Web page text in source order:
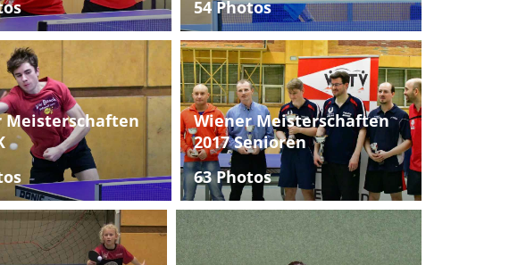
54 Photos
Meisterschaften
Wiener Meisterschaften
2017 Senioren
63 Photos